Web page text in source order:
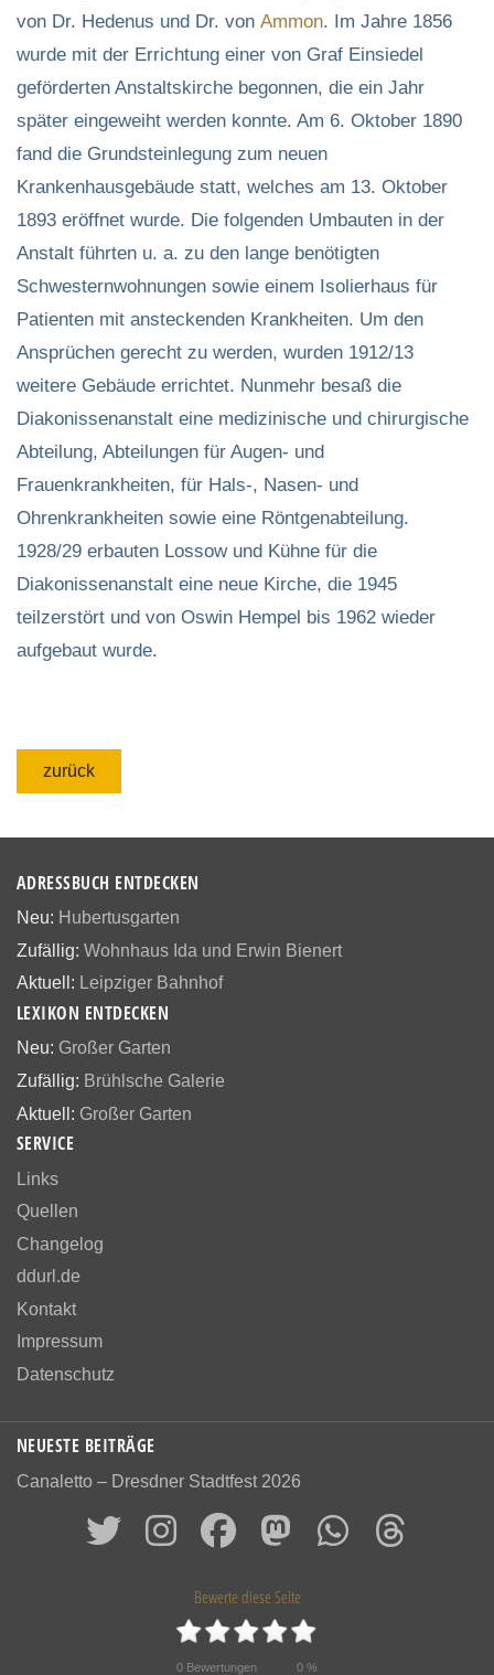
von Dr. Hedenus und Dr. von Ammon. Im Jahre 1856
wurde mit der Errichtung einer von Graf Einsiedel
geförderten Anstaltskirche begonnen, die ein Jahr
später eingeweiht werden konnte. Am 6. Oktober 1890
fand die Grundsteinlegung zum neuen
Krankenhausgebäude statt, welches am 13. Oktober
1893 eröffnet wurde. Die folgenden Umbauten in der
Anstalt führten u. a. zu den lange benötigten
Schwesternwohnungen sowie einem Isolierhaus für
Patienten mit ansteckenden Krankheiten. Um den
Ansprüchen gerecht zu werden, wurden 1912/13
weitere Gebäude errichtet. Nunmehr besaß die
Diakonissenanstalt eine medizinische und chirurgische
Abteilung, Abteilungen für Augen- und
Frauenkrankheiten, für Hals-, Nasen- und
Ohrenkrankheiten sowie eine Röntgenabteilung.
1928/29 erbauten Lossow und Kühne für die
Diakonissenanstalt eine neue Kirche, die 1945
teilzerstört und von Oswin Hempel bis 1962 wieder
aufgebaut wurde.
zurück
ADRESSBUCH ENTDECKEN
Neu: Hubertusgarten
Zufällig: Wohnhaus Ida und Erwin Bienert
Aktuell: Leipziger Bahnhof
LEXIKON ENTDECKEN
Neu: Großer Garten
Zufällig: Brühlsche Galerie
Aktuell: Großer Garten
SERVICE
Links
Quellen
Changelog
ddurl.de
Kontakt
Impressum
Datenschutz
NEUESTE BEITRÄGE
Canaletto – Dresdner Stadtfest 2026
Bewerte diese Seite
0 Bewertungen 0 %